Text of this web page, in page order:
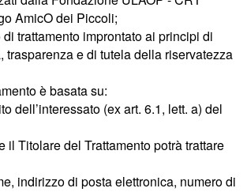
AmicO dei Piccoli;
trattamento improntato ai principi di
trasparenza e di tutela della riservatezza
è basata su:
dell’interessato (ex art. 6.1, lett. a) del
il Titolare del Trattamento potrà trattare
indirizzo di posta elettronica, numero di